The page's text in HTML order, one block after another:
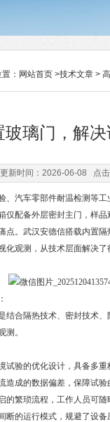
： 网站首页 >技术文章 >
璃门，解
更新时间：2026-06-08 点
汽车零部件耐温检测等工
仅配备外层密封主门，样
点。武汉安德信搭载内置
化观测，从技术层面解决
结合隔热技术、密封技术
测。
试验的优化设计，具备多
造成的数据偏差，保障试
的繁琐流程，工作人员可
断的运行模式，规避了设